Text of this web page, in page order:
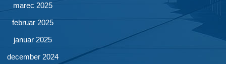
marec 2025
februar 2025
januar 2025
december 2024